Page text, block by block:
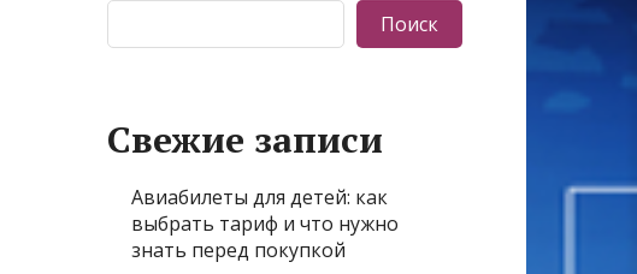
Поиск
Свежие записи
Авиабилеты для детей: как
выбрать тариф и что нужно
знать перед покупкой